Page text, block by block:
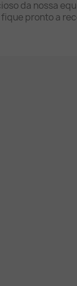
da nossa
pronto a